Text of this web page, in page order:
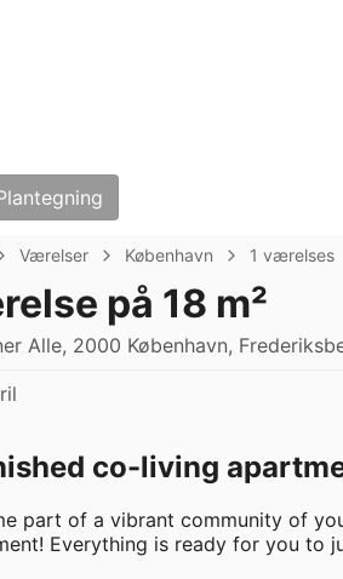
Værelser København 1 værelses
på 18 m²
Alle, 2000 København,
co-living
part of a vibrant community of
Everything is ready for you to